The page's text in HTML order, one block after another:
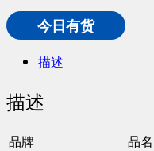
今日有货
描述
描述
品牌 品名